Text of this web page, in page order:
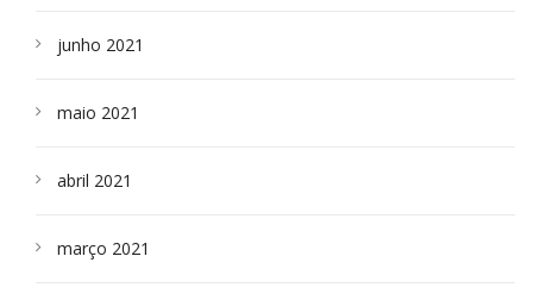
junho 2021
maio 2021
abril 2021
março 2021